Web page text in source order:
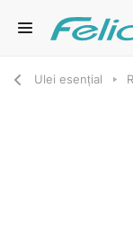
Ulei esențial